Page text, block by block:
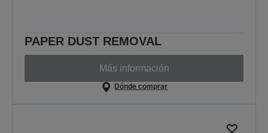
PAPER DUST REMOVAL
Más información
Dónde comprar